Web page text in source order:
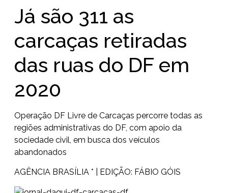
Já são 311 as
carcaças retiradas
das ruas do DF em
2020
Operação DF Livre de Carcaças percorre todas as
regiões administrativas do DF, com apoio da
sociedade civil, em busca dos veículos
abandonados
AGÊNCIA BRASÍLIA * | EDIÇÃO: FÁBIO GÓIS